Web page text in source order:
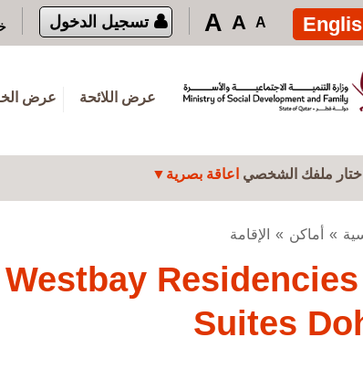
A
A
A تسجيل الدخول
عرض اللائحة عرض
اختار ملفك الشخصي اعاقة بصرية
أماكن الإقامة
Suites